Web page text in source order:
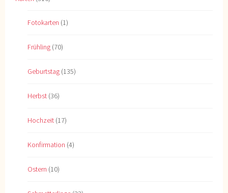
Fotokarten (1)
Frühling (70)
Geburtstag (135)
Herbst (36)
Hochzeit (17)
Konfirmation (4)
Ostern (10)